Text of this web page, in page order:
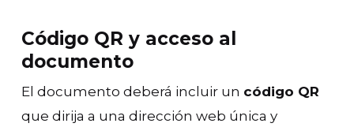
Código QR y acceso al
documento
El documento deberá incluir un código QR
que dirija a una dirección web única y